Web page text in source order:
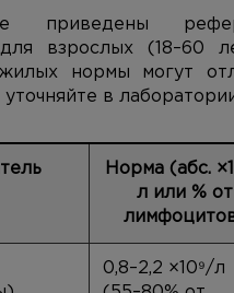
приведены
взрослых (18–60
нормы могут
уточняйте в
Норма (абс.
л или % от
0,8–2,2 ×10⁹/л